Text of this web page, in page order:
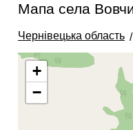
Мапа села
Чернівецька область
+
−